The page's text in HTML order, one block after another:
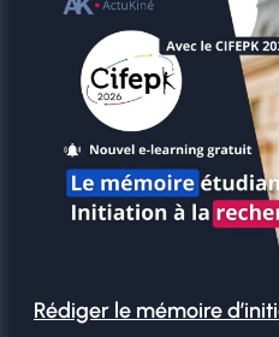
Rédiger le mémoire